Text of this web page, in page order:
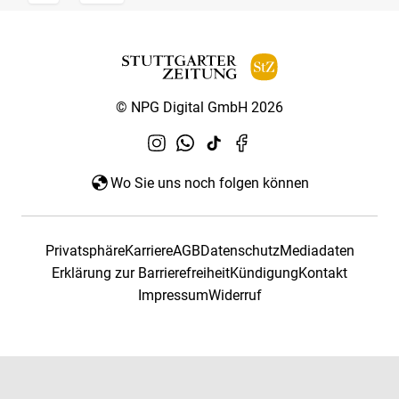
© NPG Digital GmbH 2026
Wo Sie uns noch folgen können
PrivatsphäreKarriereAGBDatenschutzMediadaten
Erklärung zur BarrierefreiheitKündigungKontakt
ImpressumWiderruf